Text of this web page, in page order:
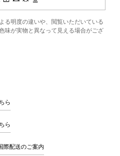
る明度の違いや、閲覧いただいている
味が実物と異なって見える場合がござ
ら
ら
際配送のご案内